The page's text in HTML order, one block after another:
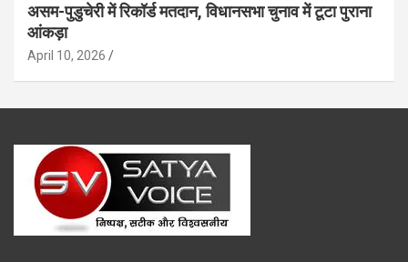
असम-पुडुचेरी में रिकॉर्ड मतदान, विधानसभा चुनाव में टूटा पुराना
आंकड़ा
April 10, 2026